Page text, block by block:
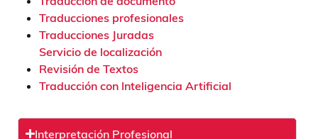
Traducciones profesionales
Traducciones Juradas
Servicio de localización
Revisión de Textos
Traducción con Inteligencia Artificial
Interpretación Profesional